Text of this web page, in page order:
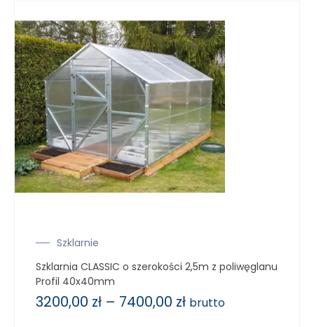
Szklarnie
Szklarnia CLASSIC o szerokości 2,5m z poliwęglanu
Profil 40x40mm
3200,00 zł – 7400,00 zł brutto